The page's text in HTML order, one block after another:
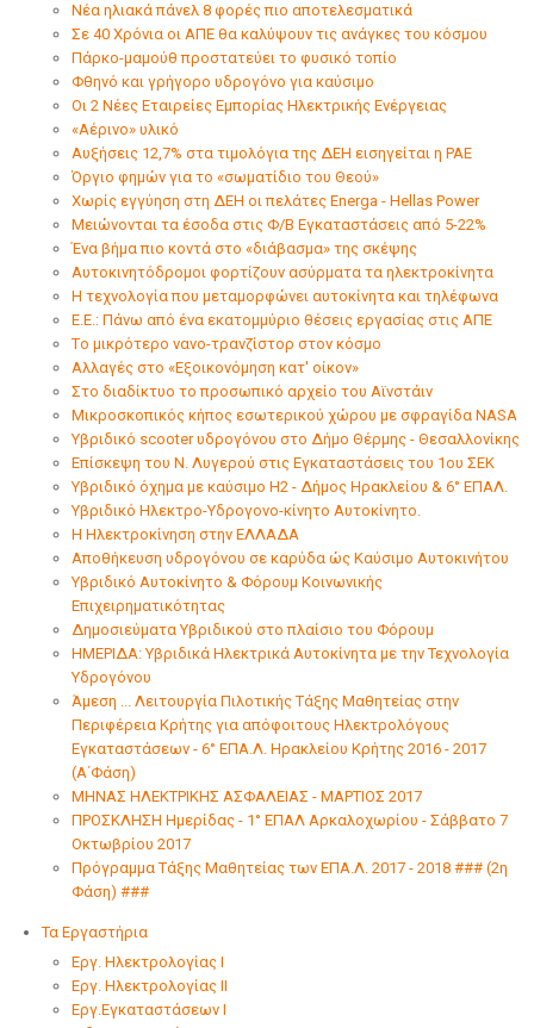
Νέα ηλιακά πάνελ 8 φορές πιο αποτελεσματικά
Σε 40 Χρόνια οι ΑΠΕ θα καλύψουν τις ανάγκες του κόσμου
Πάρκο-μαμούθ προστατεύει το φυσικό τοπίο
Φθηνό και γρήγορο υδρογόνο για καύσιμο
Οι 2 Νέες Εταιρείες Εμπορίας Ηλεκτρικής Ενέργειας
«Αέρινο» υλικό
Αυξήσεις 12,7% στα τιμολόγια της ΔΕΗ εισηγείται η ΡΑΕ
Όργιο φημών για το «σωματίδιο του Θεού»
Χωρίς εγγύηση στη ΔΕΗ οι πελάτες Energa - Hellas Power
Μειώνονται τα έσοδα στις Φ/Β Εγκαταστάσεις από 5-22%
Ένα βήμα πιο κοντά στο «διάβασμα» της σκέψης
Αυτοκινητόδρομοι φορτίζουν ασύρματα τα ηλεκτροκίνητα
Η τεχνολογία που μεταμορφώνει αυτοκίνητα και τηλέφωνα
Ε.Ε.: Πάνω από ένα εκατομμύριο θέσεις εργασίας στις ΑΠΕ
Tο μικρότερο νανο-τρανζίστορ στον κόσμο
Αλλαγές στο «Εξοικονόμηση κατ' οίκον»
Στο διαδίκτυο το προσωπικό αρχείο του Αϊνστάιν
Mικροσκοπικός κήπος εσωτερικού χώρου με σφραγίδα NASA
Υβριδικό scooter υδρογόνου στο Δήμο Θέρμης - Θεσαλλονίκης
Επίσκεψη του Ν. Λυγερού στις Εγκαταστάσεις του 1ου ΣΕΚ
Υβριδικό όχημα με καύσιμο Η2 - Δήμος Ηρακλείου & 6° ΕΠΑΛ.
Υβριδικό Ηλεκτρο-Υδρογονο-κίνητο Αυτοκίνητο.
Η Ηλεκτροκίνηση στην ΕΛΛΑΔΑ
Αποθήκευση υδρογόνου σε καρύδα ώς Καύσιμο Αυτοκινήτου
Υβριδικό Αυτοκίνητο & Φόρουμ Κοινωνικής
Επιχειρηματικότητας
Δημοσιεύματα Υβριδικού στο πλαίσιο του Φόρουμ
ΗΜΕΡΙΔΑ: Υβριδικά Ηλεκτρικά Αυτοκίνητα με την Τεχνολογία
Υδρογόνου
Άμεση ... Λειτουργία Πιλοτικής Τάξης Μαθητείας στην
Περιφέρεια Κρήτης για απόφοιτους Ηλεκτρολόγους
Εγκαταστάσεων - 6° ΕΠΑ.Λ. Ηρακλείου Κρήτης 2016 - 2017
(Α΄Φάση)
ΜΗΝΑΣ ΗΛΕΚΤΡΙΚΗΣ ΑΣΦΑΛΕΙΑΣ - ΜΑΡΤΙΟΣ 2017
ΠΡΟΣΚΛΗΣΗ Ημερίδας - 1° ΕΠΑΛ Αρκαλoχωρίου - Σάββατο 7
Οκτωβρίου 2017
Πρόγραμμα Τάξης Μαθητείας των ΕΠΑ.Λ. 2017 - 2018 ### (2η
Φάση) ###
Τα Εργαστήρια
Εργ. Ηλεκτρολογίας I
Εργ. Ηλεκτρολογίας II
Εργ.Εγκαταστάσεων Ι